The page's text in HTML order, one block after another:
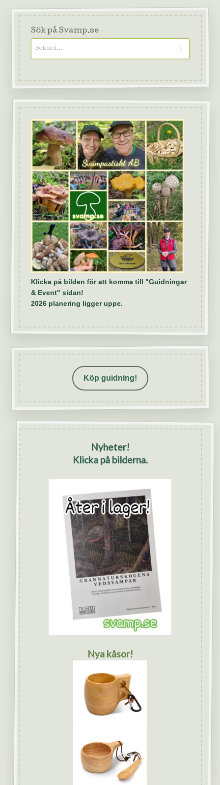
Sök på Svamp.se
Klicka på bilden för att komma till "Guidningar
& Event" sidan!
2026 planering ligger uppe.
Köp guidning!
Nyheter!
Klicka på bilderna.
Nya kåsor!